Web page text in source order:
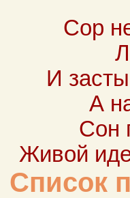
Сор
И
А
Сон
Живой
Список